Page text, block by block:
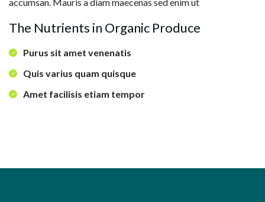
The Nutrients in Organic Produce
Purus sit amet venenatis
Quis varius quam quisque
Amet facilisis etiam tempor